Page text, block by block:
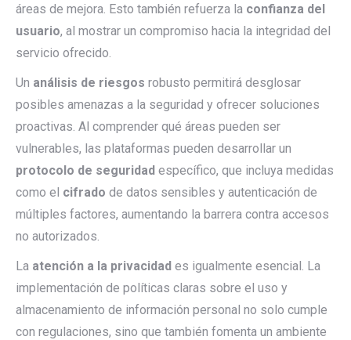
áreas de mejora. Esto también refuerza la confianza del
usuario, al mostrar un compromiso hacia la integridad del
servicio ofrecido.
Un análisis de riesgos robusto permitirá desglosar
posibles amenazas a la seguridad y ofrecer soluciones
proactivas. Al comprender qué áreas pueden ser
vulnerables, las plataformas pueden desarrollar un
protocolo de seguridad específico, que incluya medidas
como el cifrado de datos sensibles y autenticación de
múltiples factores, aumentando la barrera contra accesos
no autorizados.
La atención a la privacidad es igualmente esencial. La
implementación de políticas claras sobre el uso y
almacenamiento de información personal no solo cumple
con regulaciones, sino que también fomenta un ambiente